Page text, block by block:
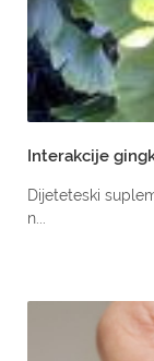
Interakcije
Dijeteteski
n...